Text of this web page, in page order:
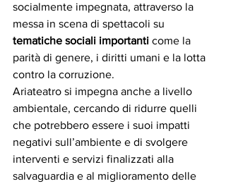
socialmente impegnata, attraverso la
messa in scena di spettacoli su
tematiche sociali importanti come la
parità di genere, i diritti umani e la lotta
contro la corruzione.
Ariateatro si impegna anche a livello
ambientale, cercando di ridurre quelli
che potrebbero essere i suoi impatti
negativi sull’ambiente e di svolgere
interventi e servizi finalizzati alla
salvaguardia e al miglioramento delle